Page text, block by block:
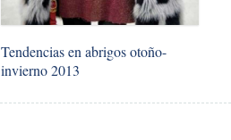
Tendencias en abrigos otoño-
invierno 2013